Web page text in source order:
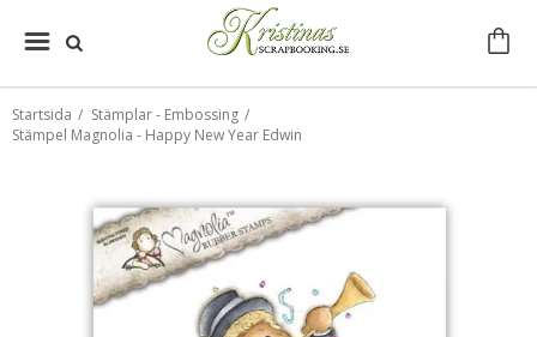
Startsida / Stämplar - Embossing /
Stämpel Magnolia - Happy New Year Edwin